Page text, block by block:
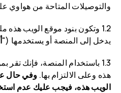
والتوصيلات المتاحة من هواوي
1.2 وتكون بنود موقع الويب
يدخل إلى المنصة أو يستخدمها ("
1.3 باستخدام المنصة، فإنك
هذه وعلى الالتزام بها. وفي حال
الويب هذه، فيجب عليك عدم